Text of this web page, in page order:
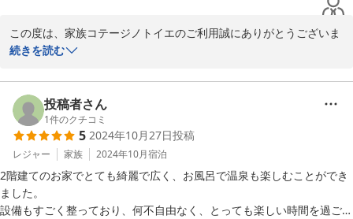
この度は、家族コテージノトイエのご利用誠にありがとうございま
す。
温泉はノトイエの自慢の一つですが、【得した気分でした】とのこ
と、お喜びいただきまして、うれしく思います。
ノトイエは全５棟全てワンちゃんOKで、それぞれのコテージはデ
ザインや雰囲気が異なりますので、機会がございましたら、別のコ
テージのご利用もご検討いただけますと幸いです。
また、温泉も全棟完備でございます。
続きを読む
投稿者さん
1件のクチコミ
5 2024年10月27日投稿
レジャー 家族 2024年10月宿泊
2階建てのお家でとても綺麗で広く、お風呂で温泉も楽しむことができ
ました。
設備もすごく整っており、何不自由なく、とっても楽しい時間を過ごす